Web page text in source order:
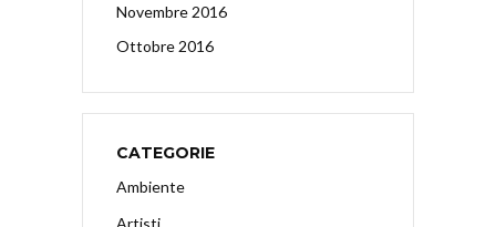
Novembre 2016
Ottobre 2016
CATEGORIE
Ambiente
Artisti